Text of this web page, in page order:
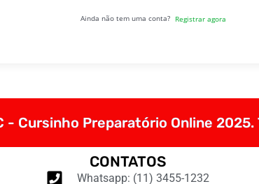
Ainda não tem uma conta? Registrar agora
- Cursinho Preparatório Online
CONTATOS
Whatsapp: (11) 3455-1232